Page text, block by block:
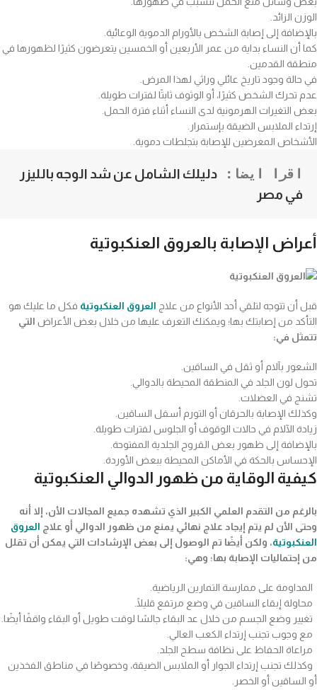
الوزن الزائد.
بالإضافة إلى إصابة الشخص بالأورام الدموية الوعائية.
كما أن النساء بداية من عمر الأربعين أو الخمسين يتعرضون كثيرًا لظهورها في
منطقة القدمين.
في حالة وجود تاريخ عائلي وراثي لهذا المرض.
عدم تحرك الشخص كثيرًا، أو الوثوف ثابتًا لفترات طويلة.
بعض التغيرات الهرمونية لدى النساء أثناء فترة الحمل.
إرتداء الملابس الضيقة بإستمرار.
الأشخاص المعرضين للإصابة بتجلطات دموية.
اقرا ايضا:
في مصر
أعراض الإصابة بالعروق العنكبوتية
قبل أن تتوجه لتلقي أحد الأنواع من علاج العروق العنكبوتية فكل ما عليك هو
التأكد من إصابتك بها؛ ويمكنك التعرف عليها من خلال بعض الأعراض التي
تتمثل في:
الشعور بآلام أو ثقل في الساقين.
تحول لون الجلد في المنطقة المحيطة بالدوالي.
تشنج في العضلات.
وكذلك الإصابة بالحرقان أو التورم أسفل الساقين.
زيادة الآلام في حالات الوقوف أو الجلوس لفترات طويلة.
بالإضافة إلى ظهور بعض القروح الجلدية المفتوحة.
الإحساس بالحكة في الأماكن المحيطة ببعض الأوردة.
كيفية الوقاية من ظهور الدوالي العنكبوتية
بالرغم من التقدم العلمي الكبير الذي تشهده جميع المجالات الأن، إلا أنه
وحتى الأن لم يتم إيجاد علاج نهائي يمنع من ظهور الدوالي أو علاج العروق
العنكبوتية، ولكن أيضًا تم الوصول إلى بعض الإرشادات التي يمكن أن تقلل
من إحتماليات الإصابة بها؛ وهي:
المداومة على ممارسة التمارين الرياضية.
محاولة إبقاء الساقين في وضع مرتفع قليلًا.
تغيير وضع الجسم من خلال عد البقاء جالسًا لوقت طويل أو البقاء واقفًا أيضًا.
مع وجوب تجنب إرتداء الكعب العالي.
مراعاة الحفاظ على نظافة سطح الجلد.
وكذلك تجنب إرتداء الجوار أو الملابس الضيقة، وخصوصًا في مناطق الفخذين
أو الساقين أو الخصر.